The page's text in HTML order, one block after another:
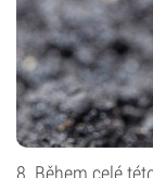
8. Během celé